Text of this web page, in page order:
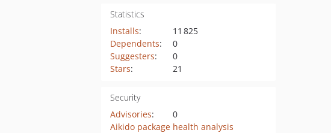
Statistics
Installs:
11 825
Dependents:
0
Suggesters:
0
Stars: 21
Security
Advisories:
0
Aikido package health analysis